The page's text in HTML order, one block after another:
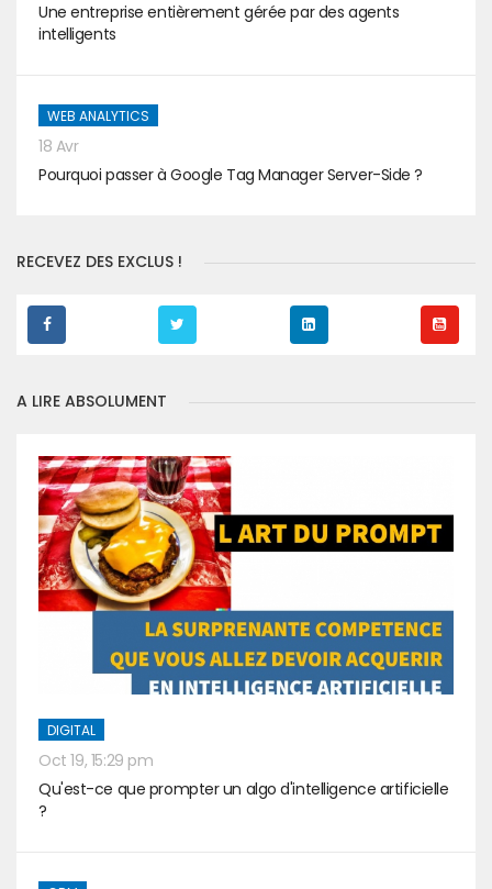
Une entreprise entièrement gérée par des agents
intelligents
WEB ANALYTICS
18 Avr
Pourquoi passer à Google Tag Manager Server-Side ?
RECEVEZ DES EXCLUS !
A LIRE ABSOLUMENT
DIGITAL
Oct 19, 15:29 pm
Qu'est-ce que prompter un algo d'intelligence artificielle
?